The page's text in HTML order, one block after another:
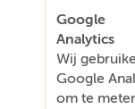
Google
Analytics
Wij
Google
om te